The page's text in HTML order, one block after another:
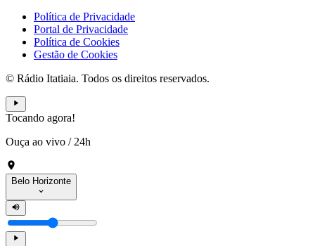
Política de Privacidade
Portal de Privacidade
Política de Cookies
Gestão de Cookies
© Rádio Itatiaia. Todos os direitos reservados.
Tocando agora!
Ouça ao vivo / 24h
Belo Horizonte